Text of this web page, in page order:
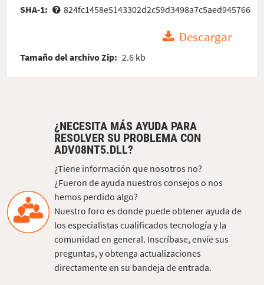
SHA-1:
824fc1458e5143302d2c59d3498a7c5aed945766
Descargar
Tamaño del archivo Zip: 2.6 kb
¿NECESITA MÁS AYUDA PARA
RESOLVER SU PROBLEMA CON
ADV08NT5.DLL?
¿Tiene información que nosotros no?
¿Fueron de ayuda nuestros consejos o nos
hemos perdido algo?
Nuestro foro es donde puede obtener ayuda de
los especialistas cualificados tecnología y la
comunidad en general. Inscríbase, envíe sus
preguntas, y obtenga actualizaciones
directamente en su bandeja de entrada.